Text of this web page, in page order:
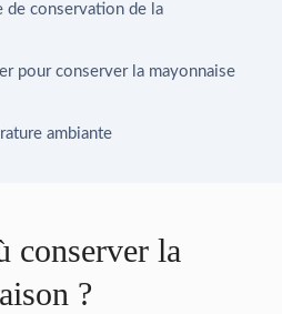
de conservation de la
pour conserver la mayonnaise
ambiante
conserver la
?